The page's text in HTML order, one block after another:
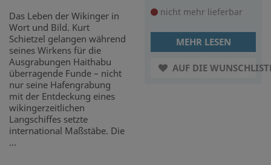
Das Leben der Wikinger in
Wort und Bild. Kurt
Schietzel gelangen während
seines Wirkens für die
Ausgrabungen Haithabu
überragende Funde – nicht
nur seine Hafengrabung
mit der Entdeckung eines
wikingerzeitlichen
Langschiffes setzte
international Maßstäbe. Die
...
nicht mehr lieferbar
MEHR LESEN
AUF DIE